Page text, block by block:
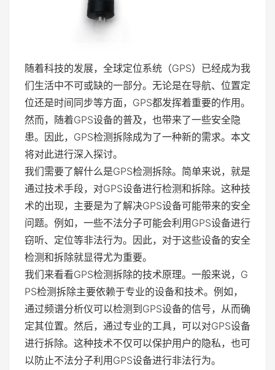
随着科技的发展，全球定位系统（GPS）已经成为我
们生活中不可或缺的一部分。无论是在导航、位置定
位还是时间同步等方面，GPS都发挥着重要的作用。
然而，随着GPS设备的普及，也带来了一些安全隐
患。因此，GPS检测拆除成为了一种新的需求。本文
将对此进行深入探讨。
我们需要了解什么是GPS检测拆除。简单来说，就是
通过技术手段，对GPS设备进行检测和拆除。这种技
术的出现，主要是为了解决GPS设备可能带来的安全
问题。例如，一些不法分子可能会利用GPS设备进行
窃听、定位等非法行为。因此，对于这些设备的安全
检测和拆除就显得尤为重要。
我们来看看GPS检测拆除的技术原理。一般来说，G
PS检测拆除主要依赖于专业的设备和技术。例如，
通过频谱分析仪可以检测到GPS设备的信号，从而确
定其位置。然后，通过专业的工具，可以对GPS设备
进行拆除。这种技术不仅可以保护用户的隐私，也可
以防止不法分子利用GPS设备进行非法行为。